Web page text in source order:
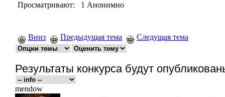
Просматривают: 1 Анонимно
Вниз Предыдущая тема Следущая тема
Результаты конкурса будут
mendow